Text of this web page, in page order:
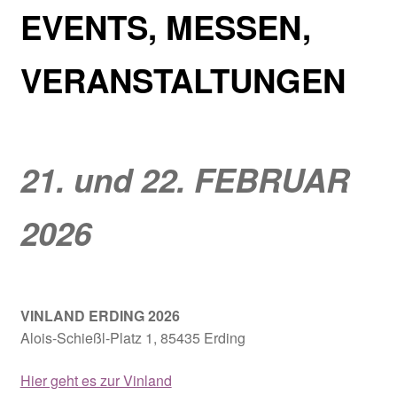
EVENTS, MESSEN,
VERANSTALTUNGEN
21. und 22. FEBRUAR
2026
VINLAND ERDING2026
Alois-Schießl-Platz 1, 85435 Erding
Hier geht es zur Vinland